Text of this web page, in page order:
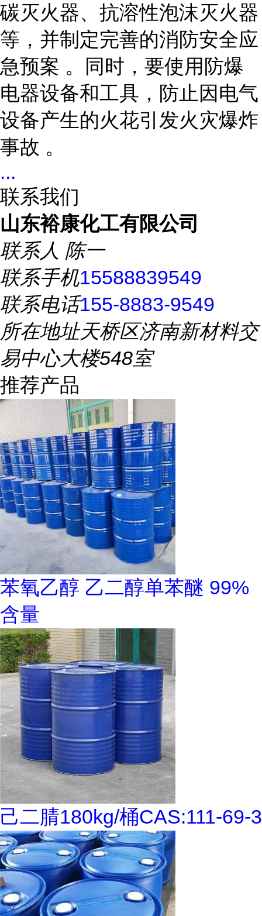
碳灭火器、抗溶性泡沫灭火器
等，并制定完善的消防安全应
急预案 。同时，要使用防爆
电器设备和工具，防止因电气
设备产生的火花引发火灾爆炸
事故 。
...
联系我们
山东裕康化工有限公司
联系人 陈一
联系手机15588839549
联系电话155-8883-9549
所在地址天桥区济南新材料交
易中心大楼548室
推荐产品
苯氧乙醇 乙二醇单苯醚 99%
含量
己二腈180kg/桶CAS:111-69-3